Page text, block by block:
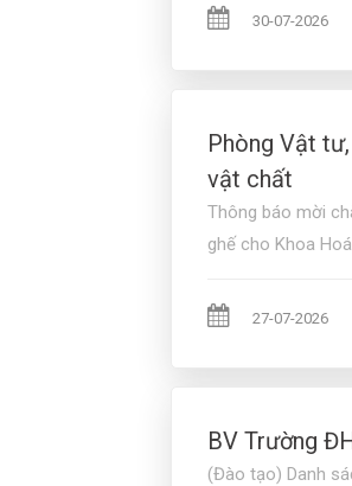
30-07-2026
Phòng Vật
vật chất
Thông báo mời
ghế cho Khoa
27-07-2026
BV Trường
(Đào tạo) Danh